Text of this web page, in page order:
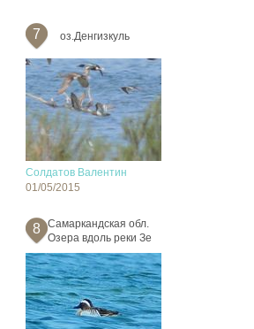
7 оз.Денгизкуль
Солдатов Валентин
01/05/2015
8
Самаркандская обл.
Озера вдоль реки Зе